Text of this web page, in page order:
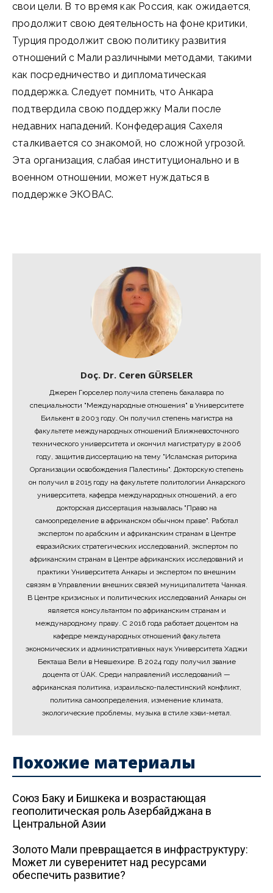
свои цели. В то время как Россия, как ожидается,
продолжит свою деятельность на фоне критики,
Турция продолжит свою политику развития
отношений с Мали различными методами, такими
как посредничество и дипломатическая
поддержка. Следует помнить, что Анкара
подтвердила свою поддержку Мали после
недавних нападений. Конфедерация Сахеля
сталкивается со знакомой, но сложной угрозой.
Эта организация, слабая институционально и в
военном отношении, может нуждаться в
поддержке ЭКОВАС.
Doç. Dr. Ceren GÜRSELER
Джерен Гюрселер получила степень бакалавра по
специальности "Международные отношения" в Университете
Билькент в 2003 году. Он получил степень магистра на
факультете международных отношений Ближневосточного
технического университета и окончил магистратуру в 2006
году, защитив диссертацию на тему "Исламская риторика
Организации освобождения Палестины". Докторскую степень
он получил в 2015 году на факультете политологии Анкарского
университета, кафедра международных отношений, а его
докторская диссертация называлась "Право на
самоопределение в африканском обычном праве". Работал
экспертом по арабским и африканским странам в Центре
евразийских стратегических исследований, экспертом по
африканским странам в Центре африканских исследований и
практики Университета Анкары и экспертом по внешним
связям в Управлении внешних связей муниципалитета Чанкая.
В Центре кризисных и политических исследований Анкары он
является консультантом по африканским странам и
международному праву. С 2016 года работает доцентом на
кафедре международных отношений факультета
экономических и административных наук Университета Хаджи
Бекташа Вели в Невшехире. В 2024 году получил звание
доцента от ÜAK. Среди направлений исследований —
африканская политика, израильско-палестинский конфликт,
политика самоопределения, изменение климата,
экологические проблемы, музыка в стиле хэви-метал.
Похожие материалы
Союз Баку и Бишкека и возрастающая
геополитическая роль Азербайджана в
Центральной Азии
Золото Мали превращается в инфраструктуру:
Может ли суверенитет над ресурсами
обеспечить развитие?